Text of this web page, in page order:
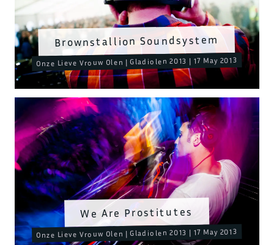
We Are Prostitutes
Onze Lieve Vrouw Olen | Gladiolen 2013 | 17 May 2013
Brownstallion Soundsystem
Onze Lieve Vrouw Olen | Gladiolen 2013 | 17 May 2013